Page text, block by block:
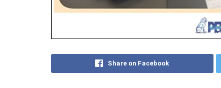
Share on Facebook